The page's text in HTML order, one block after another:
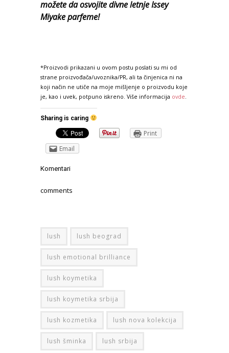
možete da osvojite divne letnje Issey
Miyake parfeme!
*Proizvodi prikazani u ovom postu poslati su mi od
strane proizvođača/uvoznika/PR, ali ta činjenica ni na
koji način ne utiče na moje mišljenje o proizvodu koje
je, kao i uvek, potpuno iskreno. Više informacija ovde.
Sharing is caring
Print
Email
Komentari
comments
lush lush beograd
lush emotional brilliance
lush koymetika
lush koymetika srbija
lush kozmetika lush nova kolekcija
lush šminka lush srbija